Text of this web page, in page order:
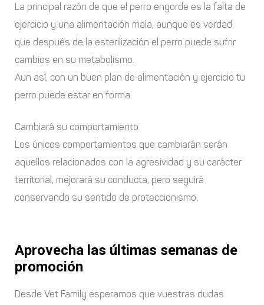
La principal razón de que el perro engorde es la falta de
ejercicio y una alimentación mala, aunque es verdad
que después de la esterilización el perro puede sufrir
cambios en su metabolismo.
Aun así, con un buen plan de alimentación y ejercicio tu
perro puede estar en forma.
Cambiará su comportamiento
Los únicos comportamientos que cambiarán serán
aquellos relacionados con la agresividad y su carácter
territorial, mejorará su conducta, pero seguirá
conservando su sentido de proteccionismo.
Aprovecha las últimas semanas de
promoción
Desde Vet Family esperamos que vuestras dudas